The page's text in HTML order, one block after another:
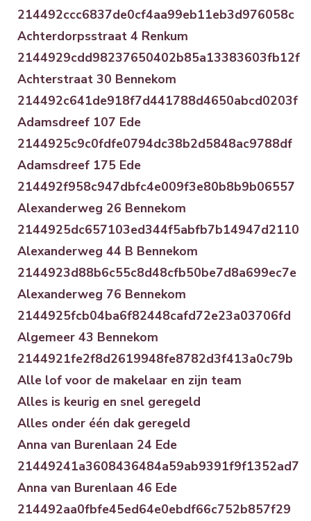
214492ccc6837de0cf4aa99eb11eb3d976058c
Achterdorpsstraat 4 Renkum
2144929cdd98237650402b85a13383603fb12f
Achterstraat 30 Bennekom
214492c641de918f7d441788d4650abcd0203f
Adamsdreef 107 Ede
2144925c9c0fdfe0794dc38b2d5848ac9788df
Adamsdreef 175 Ede
214492f958c947dbfc4e009f3e80b8b9b06557
Alexanderweg 26 Bennekom
2144925dc657103ed344f5abfb7b14947d2110
Alexanderweg 44 B Bennekom
2144923d88b6c55c8d48cfb50be7d8a699ec7e
Alexanderweg 76 Bennekom
2144925fcb04ba6f82448cafd72e23a03706fd
Algemeer 43 Bennekom
2144921fe2f8d2619948fe8782d3f413a0c79b
Alle lof voor de makelaar en zijn team
Alles is keurig en snel geregeld
Alles onder één dak geregeld
Anna van Burenlaan 24 Ede
21449241a3608436484a59ab9391f9f1352ad7
Anna van Burenlaan 46 Ede
214492aa0fbfe45ed64e0ebdf66c752b857f29